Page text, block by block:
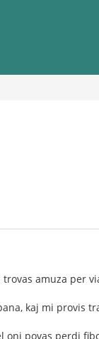
trovas amuza per
kaj mi provis
oni povas perdi